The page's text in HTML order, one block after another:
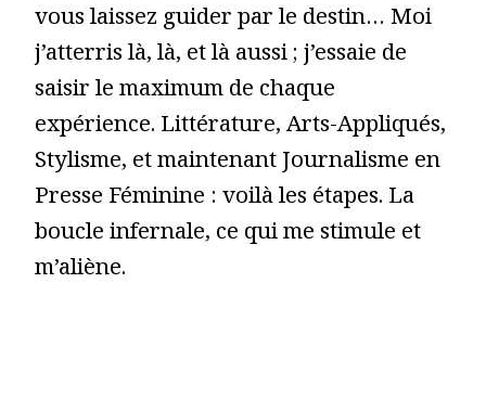
vous laissez guider par le destin… Moi
j’atterris là, là, et là aussi ; j’essaie de
saisir le maximum de chaque
expérience. Littérature, Arts-Appliqués,
Stylisme, et maintenant Journalisme en
Presse Féminine : voilà les étapes. La
boucle infernale, ce qui me stimule et
m’aliène.